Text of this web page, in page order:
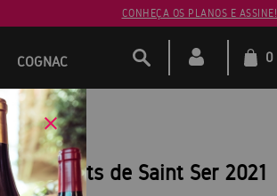
CONHEÇA OS PLANOS E ASSINE!
COGNAC 0
Les Hauts de Saint Ser 2021